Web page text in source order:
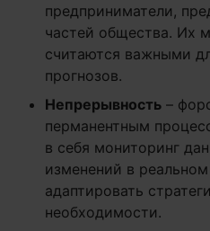
предприниматели,
частей общества. Их
считаются важными
прогнозов.
Непрерывность –
перманентным
в себя мониторинг
изменений в
адаптировать
необходимости.